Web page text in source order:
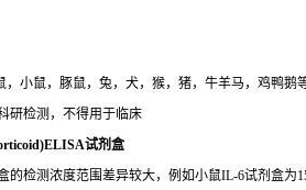
，小鼠，豚鼠，兔，犬，猴，猪，牛羊马，鸡鸭鹅
研检测，不得用于临床
试剂盒
的检测浓度范围差异较大，例如小鼠IL-6试剂盒为